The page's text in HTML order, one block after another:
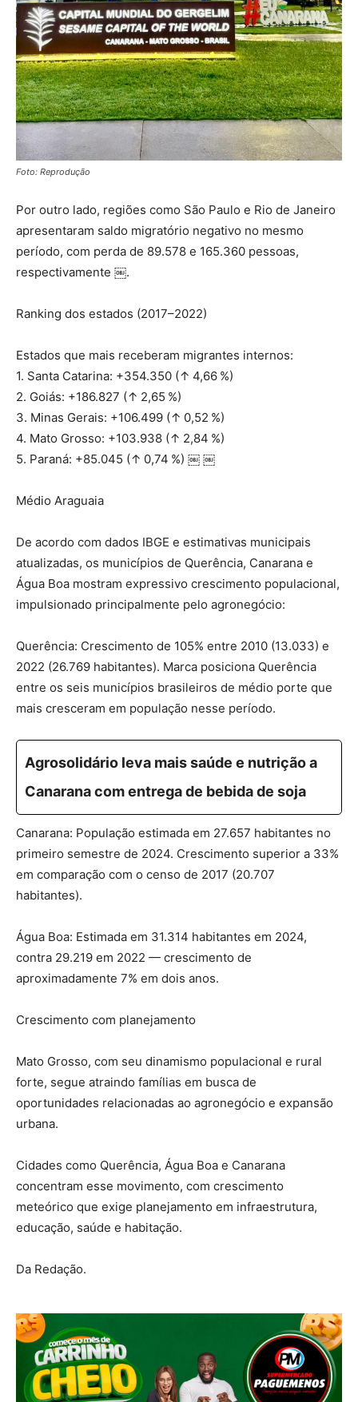
Foto: Reprodução
Por outro lado, regiões como São Paulo e Rio de Janeiro
apresentaram saldo migratório negativo no mesmo
período, com perda de 89.578 e 165.360 pessoas,
respectivamente ￼.
Ranking dos estados (2017–2022)
Estados que mais receberam migrantes internos:
1. Santa Catarina: +354.350 (↑ 4,66 %)
2. Goiás: +186.827 (↑ 2,65 %)
3. Minas Gerais: +106.499 (↑ 0,52 %)
4. Mato Grosso: +103.938 (↑ 2,84 %)
5. Paraná: +85.045 (↑ 0,74 %) ￼ ￼
Médio Araguaia
De acordo com dados IBGE e estimativas municipais
atualizadas, os municípios de Querência, Canarana e
Água Boa mostram expressivo crescimento populacional,
impulsionado principalmente pelo agronegócio:
Querência: Crescimento de 105% entre 2010 (13.033) e
2022 (26.769 habitantes). Marca posiciona Querência
entre os seis municípios brasileiros de médio porte que
mais cresceram em população nesse período.
Agrosolidário leva mais saúde e nutrição a
Canarana com entrega de bebida de soja
Canarana: População estimada em 27.657 habitantes no
primeiro semestre de 2024. Crescimento superior a 33%
em comparação com o censo de 2017 (20.707
habitantes).
Água Boa: Estimada em 31.314 habitantes em 2024,
contra 29.219 em 2022 — crescimento de
aproximadamente 7% em dois anos.
Crescimento com planejamento
Mato Grosso, com seu dinamismo populacional e rural
forte, segue atraindo famílias em busca de
oportunidades relacionadas ao agronegócio e expansão
urbana.
Cidades como Querência, Água Boa e Canarana
concentram esse movimento, com crescimento
meteórico que exige planejamento em infraestrutura,
educação, saúde e habitação.
Da Redação.